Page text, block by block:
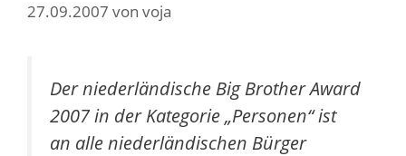
27.09.2007 von voja
Der niederländische Big Brother Award
2007 in der Kategorie „Personen“ ist
an alle niederländischen Bürger